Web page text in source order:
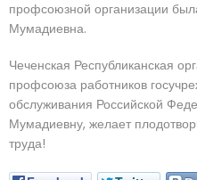
профсоюзной организации
Мумадиевна.
Чеченская Республиканская
профсоюза работников
обслуживания Российской
Мумадиевну, желает
труда!